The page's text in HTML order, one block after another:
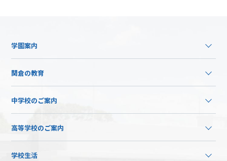
学園案内
関倉の教育
中学校のご案内
高等学校のご案内
学校生活